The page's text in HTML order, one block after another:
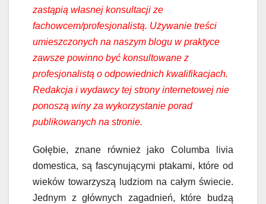
zastąpią własnej konsultacji ze
fachowcem/profesjonalistą. Używanie treści
umieszczonych na naszym blogu w praktyce
zawsze powinno być konsultowane z
profesjonalistą o odpowiednich kwalifikacjach.
Redakcja i wydawcy tej strony internetowej nie
ponoszą winy za wykorzystanie porad
publikowanych na stronie.
Gołębie, znane również jako Columba livia
domestica, są fascynującymi ptakami, które od
wieków towarzyszą ludziom na całym świecie.
Jednym z głównych zagadnień, które budzą